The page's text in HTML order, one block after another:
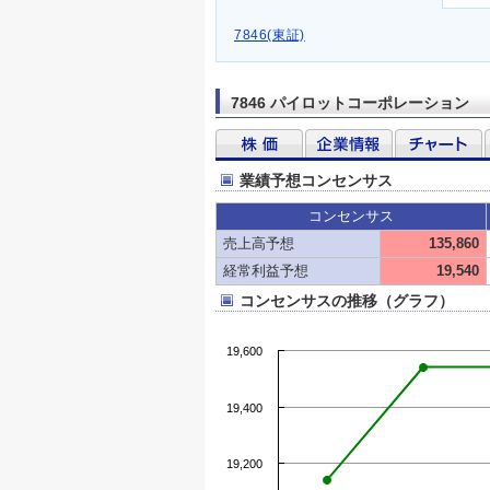
7846(東証)
7846 パイロットコーポレーション